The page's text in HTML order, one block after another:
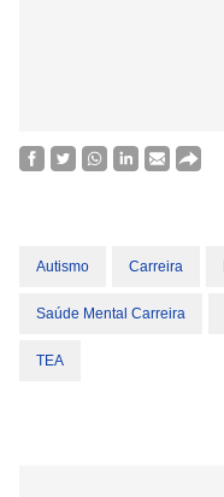
Autismo Carreira
Saúde Mental Carreira
TEA